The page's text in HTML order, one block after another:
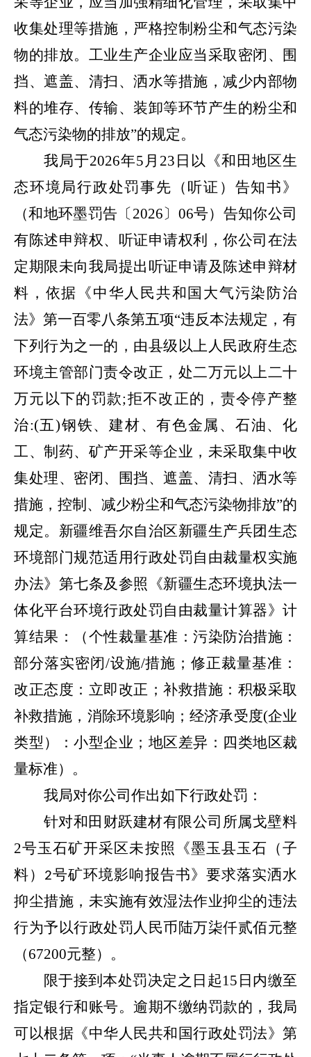
收集处理等措施，严格控制粉尘和气态污染
物的排放。工业生产企业应当采取密闭、围
挡、遮盖、清扫、洒水等措施，减少内部物
料的堆存、传输、装卸等环节产生的粉尘和
气态污染物的排放”的规定。
我局于2026年5 月 23 日以《和田地区生
态环境局行政处罚事先（听证）告知书》
（和地环墨罚告〔 2026〕 06号）告知你公司
有陈述申辩权、听证申请权利，你公司在法
定期限未向我局提出听证申请及陈述申辩材
料， 依据《中华人民共和国大气污染防治
法》第一百零八条第五项“违反本法规定，有
下列行为之一的，由县级以上人民政府生态
环境主管部门责令改正，处二万元以上二十
万元以下的罚款;拒不改正的，责令停产整
治:(五)钢铁、建材、有色金属、石油、化
工、制药、矿产开采等企业，未采取集中收
集处理、密闭、围挡、遮盖、清扫、洒水等
措施，控制、减少粉尘和气态污染物排放”的
规定。 新疆维吾尔自治区新疆生产兵团生态
环境部门规范适用行政处罚自由裁量权实施
办法》第七条及参照《新疆生态环境执法一
体化平台环境行政处罚自由裁量计算器》计
算结果：
（个性裁量基准：污染防治措施：
部分落实密闭/设施/措施；修正裁量基准：
改正态度：立即改正；补救措施：积极采取
补救措施，消除环境影响；经济承受度(企业
类型）：小型企业；地区差异：四类地区裁
量标准）。
我局对你公司作出如下行政处罚：
针对和田财跃建材有限公司所属戈壁料
2号玉石矿开采区未按照《墨玉县玉石（子
料）
2号矿环境影响报告书》要求落实洒水
抑尘措施，未实施有效湿法作业抑尘的违法
行为予以行政处罚人民币陆万柒仟贰佰元整
（67200元整）。
限于接到本处罚决定之日起15 日内缴至
指定银行和账号。逾期不缴纳罚款的，我局
可以根据《中华人民共和国行政处罚法》第